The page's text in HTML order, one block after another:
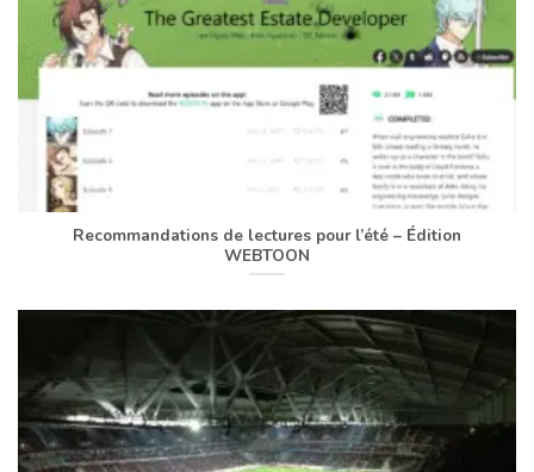
Recommandations de lectures pour l’été – Édition
WEBTOON